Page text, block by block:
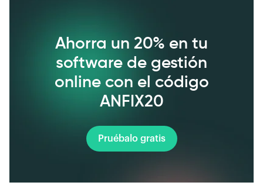
Ahorra un 20% en tu
software de gestión
online con el código
ANFIX20
Pruébalo gratis